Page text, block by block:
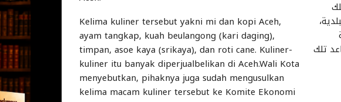
تلك
Kelima kuliner tersebut yakni mi dan kopi Aceh,
ayam tangkap, kuah beulangong (kari daging),
timpan, asoe kaya (srikaya), dan roti cane. Kuliner-
kuliner itu banyak diperjualbelikan di Aceh.Wali Kota
menyebutkan, pihaknya juga sudah mengusulkan
kelima macam kuliner tersebut ke Komite Ekonomi